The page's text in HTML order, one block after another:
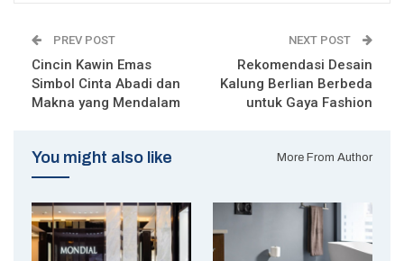
PREV POST
Cincin Kawin Emas
Simbol Cinta Abadi dan
Makna yang Mendalam
NEXT POST
Rekomendasi Desain
Kalung Berlian Berbeda
untuk Gaya Fashion
You might also like More From Author